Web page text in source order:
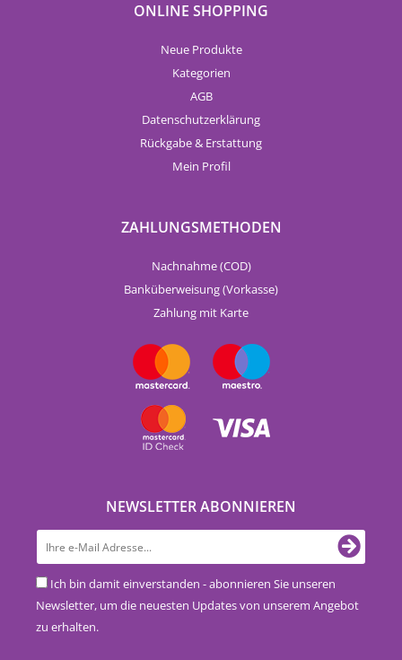
ONLINE SHOPPING
Neue Produkte
Kategorien
AGB
Datenschutzerklärung
Rückgabe & Erstattung
Mein Profil
ZAHLUNGSMETHODEN
Nachnahme (COD)
Banküberweisung (Vorkasse)
Zahlung mit Karte
NEWSLETTER ABONNIEREN
Ich bin damit einverstanden - abonnieren Sie unseren
Newsletter, um die neuesten Updates von unserem Angebot
zu erhalten.